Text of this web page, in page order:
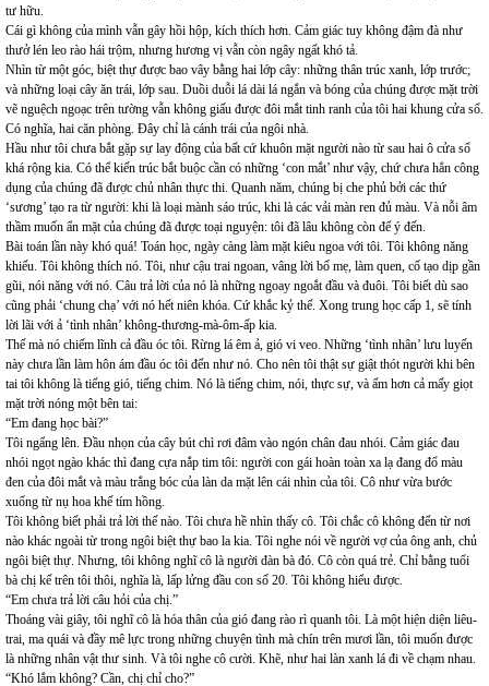
tư hữu.
Cái gì không của mình vẫn gây hồi hộp, kích thích hơn. Cảm giác tuy không đậm đà như
thưở lén leo rào hái trộm, nhưng hương vị vẫn còn ngây ngất khó tả.
Nhìn từ một góc, biệt thự được bao vây bằng hai lớp cây: những thân trúc xanh, lớp trước;
và những loại cây ăn trái, lớp sau. Duồi duỗi lá dài lá ngắn và bóng của chúng được mặt trời
vẽ nguệch ngoạc trên tường vẫn không giấu được đôi mắt tinh ranh của tôi hai khung cửa sổ.
Có nghĩa, hai căn phòng. Đây chỉ là cánh trái của ngôi nhà.
Hầu như tôi chưa bắt gặp sự lay động của bất cứ khuôn mặt người nào từ sau hai ô cửa sổ
khá rộng kia. Có thể kiến trúc bắt buộc cần có những ‘con mắt’ như vậy, chứ chưa hẳn công
dụng của chúng đã được chủ nhân thực thi. Quanh năm, chúng bị che phủ bởi các thứ
‘sương’ tạo ra từ người: khi là loại mành sáo trúc, khi là các vải màn ren đủ màu. Và nỗi âm
thầm muốn ẩn mặt của chúng đã được toại nguyện: tôi đã lâu không còn để ý đến.
Bài toán lần này khó quá! Toán học, ngày càng làm mặt kiêu ngoa với tôi. Tôi không năng
khiếu. Tôi không thích nó. Tôi, như cậu trai ngoan, vâng lời bố mẹ, làm quen, cố tạo dịp gần
gũi, nói năng với nó. Câu trả lời của nó là những ngoay ngoắt đầu và đuôi. Tôi biết dù sao
cũng phải ‘chung chạ’ với nó hết niên khóa. Cứ khắc kỷ thế. Xong trung học cấp 1, sẽ tính
lời lãi với ả ‘tình nhân’ không-thương-mà-ôm-ấp kia.
Thế mà nó chiếm lĩnh cả đầu óc tôi. Rừng lá êm ả, gió vi veo. Những ‘tình nhân’ lưu luyến
này chưa lần làm hôn ám đầu óc tôi đến như nó. Cho nên tôi thật sự giật thót người khi bên
tai tôi không là tiếng gió, tiếng chim. Nó là tiếng chim, nói, thực sự, và ấm hơn cả mấy giọt
mặt trời nóng một bên tai:
“Em đang học bài?”
Tôi ngẩng lên. Đầu nhọn của cây bút chì rơi đâm vào ngón chân đau nhói. Cảm giác đau
nhói ngọt ngào khác thì đang cựa nắp tim tôi: người con gái hoàn toàn xa lạ đang đổ màu
đen của đôi mắt và màu trắng bóc của làn da mặt lên cái nhìn của tôi. Cô như vừa bước
xuống từ nụ hoa khế tím hồng.
Tôi không biết phải trả lời thế nào. Tôi chưa hề nhìn thấy cô. Tôi chắc cô không đến từ nơi
nào khác ngoài từ trong ngôi biệt thự bao la kia. Tôi nghe nói về người vợ của ông anh, chủ
ngôi biệt thự. Nhưng, tôi không nghĩ cô là người đàn bà đó. Cô còn quá trẻ. Chỉ bằng tuổi
bà chị kế trên tôi thôi, nghĩa là, lấp lửng đầu con số 20. Tôi không hiểu được.
“Em chưa trả lời câu hỏi của chị.”
Thoáng vài giây, tôi nghĩ cô là hóa thân của gió đang rào rì quanh tôi. Là một hiện diện liêu-
trai, ma quái và đầy mê lực trong những chuyện tình mà chín trên mươi lần, tôi muốn được
là những nhân vật thư sinh. Và tôi nghe cô cười. Khẽ, như hai làn xanh lá đi về chạm nhau.
“Khó lắm không? Cần, chị chỉ cho?”